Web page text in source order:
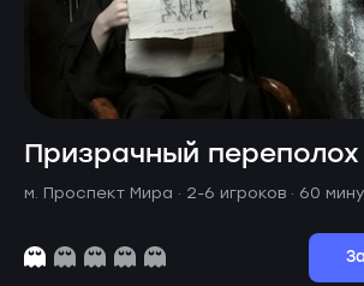
Призрачный переполох
м. Проспект Мира · 2-6 игроков · 60